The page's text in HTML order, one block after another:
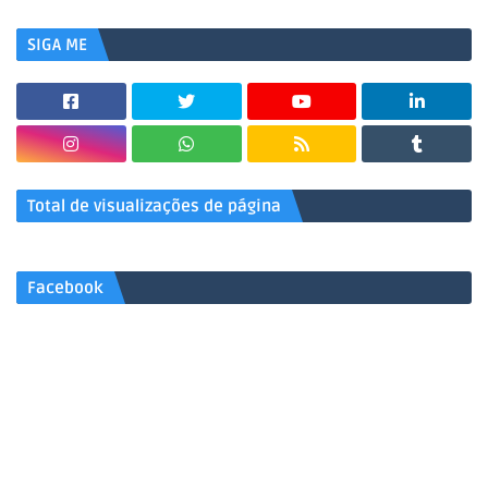
SIGA ME
Total de visualizações de página
Facebook